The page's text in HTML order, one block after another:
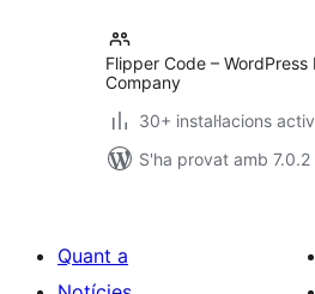
Flipper Code –
Company
30+ instal·lacions
S'ha provat amb 7.0.2
Quant a